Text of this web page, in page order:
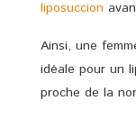
liposuccion
Ainsi, une
idéale pour un
proche de la